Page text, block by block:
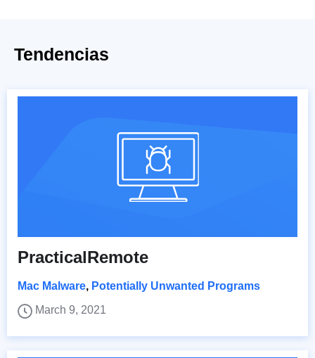
Tendencias
PracticalRemote
Mac Malware, Potentially Unwanted Programs
March 9, 2021